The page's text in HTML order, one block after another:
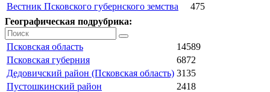
Вестник Псковского губернского земства
475
Географическая подрубрика:
Псковская область
14589
Псковская губерния
6872
Дедовичский район (Псковская область) 3135
Пустошкинский район
2418